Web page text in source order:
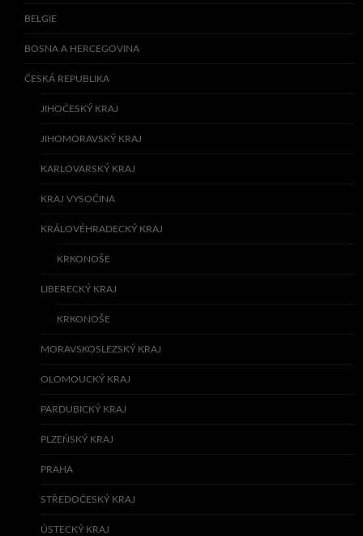
BELGIE
BOSNA A HERCEGOVINA
ČESKÁ REPUBLIKA
JIHOČESKÝ KRAJ
JIHOMORAVSKÝ KRAJ
KARLOVARSKÝ KRAJ
KRAJ VYSOČINA
KRÁLOVÉHRADECKÝ KRAJ
KRKONOŠE
LIBERECKÝ KRAJ
KRKONOŠE
MORAVSKOSLEZSKÝ KRAJ
OLOMOUCKÝ KRAJ
PARDUBICKÝ KRAJ
PLZEŇSKÝ KRAJ
PRAHA
STŘEDOČESKÝ KRAJ
ÚSTECKÝ KRAJ